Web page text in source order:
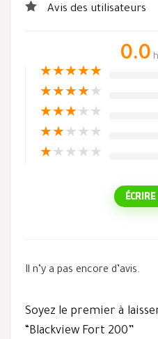
Avis des utilisateurs
0.0
★★★★★
★★★★★
★★★★ ★
★★★ ★ ★
★★ ★ ★ ★
Il n’y a pas encore d’avis.
Soyez le premier à
“Blackview Fort 200”